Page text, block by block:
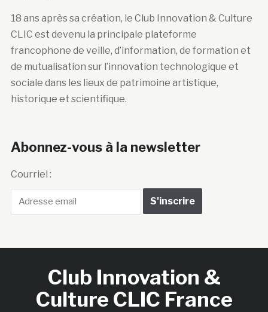
18 ans après sa création, le Club Innovation & Culture
CLIC est devenu la principale plateforme
francophone de veille, d’information, de formation et
de mutualisation sur l’innovation technologique et
sociale dans les lieux de patrimoine artistique,
historique et scientifique.
Abonnez-vous à la newsletter
Courriel :
Club Innovation &
Culture CLIC France